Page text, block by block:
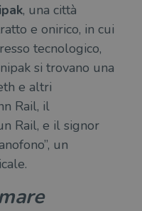
, una città
e onirico, in cui
tecnologico,
si trovano una
e altri
Rail, il
Rail, e il signor
un